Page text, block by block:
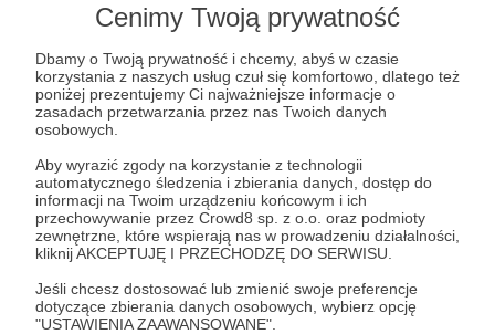
Cenimy Twoją prywatność
Dbamy o Twoją prywatność i chcemy, abyś w czasie
korzystania z naszych usług czuł się komfortowo, dlatego też
poniżej prezentujemy Ci najważniejsze informacje o
zasadach przetwarzania przez nas Twoich danych
osobowych.
Aby wyrazić zgody na korzystanie z technologii
automatycznego śledzenia i zbierania danych, dostęp do
informacji na Twoim urządzeniu końcowym i ich
przechowywanie przez Crowd8 sp. z o.o. oraz podmioty
zewnętrzne, które wspierają nas w prowadzeniu działalności,
kliknij AKCEPTUJĘ I PRZECHODZĘ DO SERWISU.
Jeśli chcesz dostosować lub zmienić swoje preferencje
dotyczące zbierania danych osobowych, wybierz opcję
"USTAWIENIA ZAAWANSOWANE".
5wyświetleń
Weź udział w głosowaniu na Polexitowca Roku
2022! Ankieta do głosowania znajduje się na kanale
YT Resetu Obywatelskiego w zakładce
Społeczność.